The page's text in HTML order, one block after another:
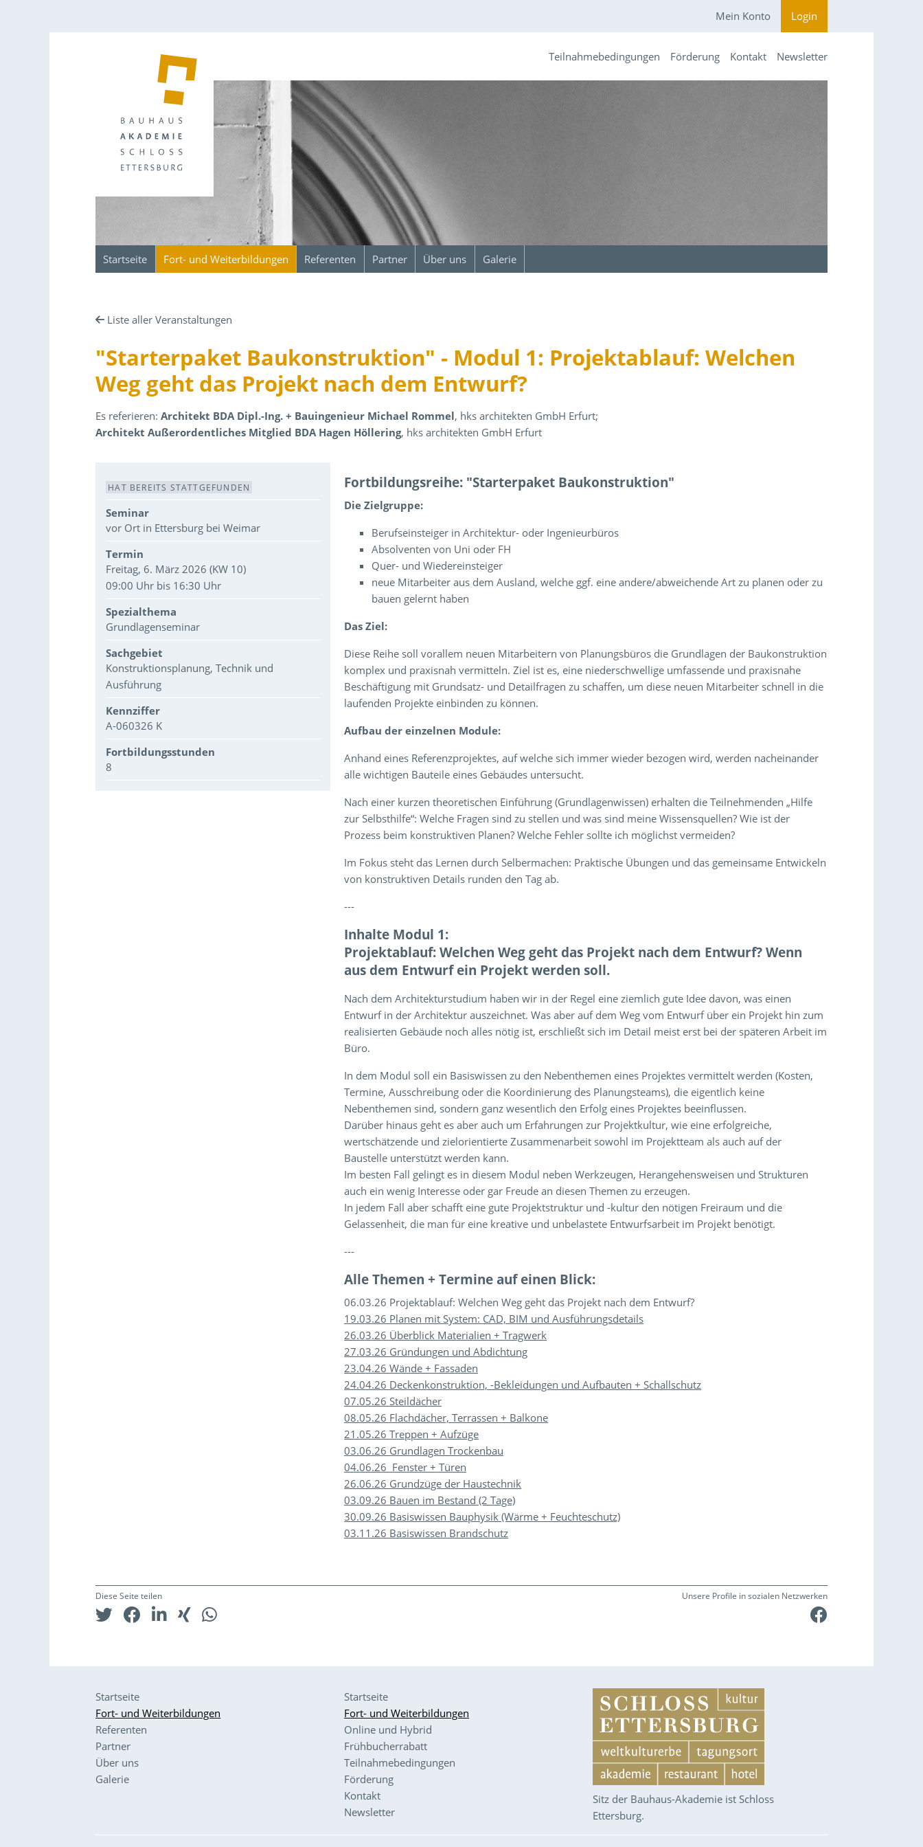
Mein Konto Login
Startseite Fort- und Weiterbildungen Referenten Partner Über uns Galerie
Teilnahmebedingungen Förderung Kontakt Newsletter
Liste aller Veranstaltungen
"Starterpaket Baukonstruktion" - Modul 1: Projektablauf: Welchen
Weg geht das Projekt nach dem Entwurf?
Es referieren:Architekt BDA Dipl.-Ing. + Bauingenieur Michael Rommel, hks architekten GmbH Erfurt;
Architekt Außerordentliches Mitglied BDA Hagen Höllering, hks architekten GmbH Erfurt
Veranstaltungsdaten
HAT BEREITS STATTGEFUNDEN
Seminar
vor Ort in Ettersburg bei Weimar
Termin
Freitag, 6. März 2026 (KW 10)
09:00 Uhr bis 16:30 Uhr
Spezialthema
Grundlagenseminar
Sachgebiet
Konstruktionsplanung, Technik und
Ausführung
Kennziffer
A-060326 K
Fortbildungsstunden
8
Über den Inhalt der Veranstaltung
Fortbildungsreihe: "Starterpaket Baukonstruktion"
Die Zielgruppe:
Berufseinsteiger in Architektur- oder Ingenieurbüros
Absolventen von Uni oder FH
Quer- und Wiedereinsteiger
neue Mitarbeiter aus dem Ausland, welche ggf. eine andere/abweichende Art zu planen oder zu
bauen gelernt haben
Das Ziel:
Diese Reihe soll vorallem neuen Mitarbeitern von Planungsbüros die Grundlagen der Baukonstruktion
komplex und praxisnah vermitteln. Ziel ist es, eine niederschwellige umfassende und praxisnahe
Beschäftigung mit Grundsatz- und Detailfragen zu schaffen, um diese neuen Mitarbeiter schnell in die
laufenden Projekte einbinden zu können.
Aufbau der einzelnen Module:
Anhand eines Referenzprojektes, auf welche sich immer wieder bezogen wird, werden nacheinander
alle wichtigen Bauteile eines Gebäudes untersucht.
Nach einer kurzen theoretischen Einführung (Grundlagenwissen) erhalten die Teilnehmenden „Hilfe
zur Selbsthilfe“: Welche Fragen sind zu stellen und was sind meine Wissensquellen? Wie ist der
Prozess beim konstruktiven Planen? Welche Fehler sollte ich möglichst vermeiden?
Im Fokus steht das Lernen durch Selbermachen: Praktische Übungen und das gemeinsame Entwickeln
von konstruktiven Details runden den Tag ab.
---
Inhalte Modul 1:
Projektablauf: Welchen Weg geht das Projekt nach dem Entwurf? Wenn
aus dem Entwurf ein Projekt werden soll.
Nach dem Architekturstudium haben wir in der Regel eine ziemlich gute Idee davon, was einen
Entwurf in der Architektur auszeichnet. Was aber auf dem Weg vom Entwurf über ein Projekt hin zum
realisierten Gebäude noch alles nötig ist, erschließt sich im Detail meist erst bei der späteren Arbeit im
Büro.
In dem Modul soll ein Basiswissen zu den Nebenthemen eines Projektes vermittelt werden (Kosten,
Termine, Ausschreibung oder die Koordinierung des Planungsteams), die eigentlich keine
Nebenthemen sind, sondern ganz wesentlich den Erfolg eines Projektes beeinflussen.
Darüber hinaus geht es aber auch um Erfahrungen zur Projektkultur, wie eine erfolgreiche,
wertschätzende und zielorientierte Zusammenarbeit sowohl im Projektteam als auch auf der
Baustelle unterstützt werden kann.
Im besten Fall gelingt es in diesem Modul neben Werkzeugen, Herangehensweisen und Strukturen
auch ein wenig Interesse oder gar Freude an diesen Themen zu erzeugen.
In jedem Fall aber schafft eine gute Projektstruktur und -kultur den nötigen Freiraum und die
Gelassenheit, die man für eine kreative und unbelastete Entwurfsarbeit im Projekt benötigt.
---
Alle Themen + Termine auf einen Blick:
06.03.26 Projektablauf: Welchen Weg geht das Projekt nach dem Entwurf?
19.03.26 Planen mit System: CAD, BIM und Ausführungsdetails
26.03.26 Überblick Materialien + Tragwerk
27.03.26 Gründungen und Abdichtung
23.04.26 Wände + Fassaden
24.04.26 Deckenkonstruktion, -Bekleidungen und Aufbauten + Schallschutz
07.05.26 Steildächer
08.05.26 Flachdächer, Terrassen + Balkone
21.05.26 Treppen + Aufzüge
03.06.26 Grundlagen Trockenbau
04.06.26 Fenster + Türen
26.06.26 Grundzüge der Haustechnik
03.09.26 Bauen im Bestand (2 Tage)
30.09.26 Basiswissen Bauphysik (Wärme + Feuchteschutz)
03.11.26 Basiswissen Brandschutz
Diese Seite teilen Unsere Profile in sozialen Netzwerken
Startseite
Fort- und Weiterbildungen
Referenten
Partner
Über uns
Galerie
Startseite
Fort- und Weiterbildungen
Online und Hybrid
Frühbucherrabatt
Teilnahmebedingungen
Förderung
Kontakt
Newsletter
Sitz der Bauhaus-Akademie ist Schloss
Ettersburg.